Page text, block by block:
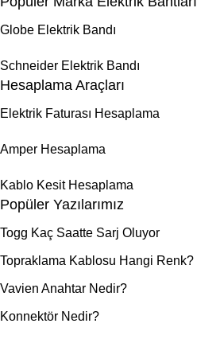
Globe Elektrik Bandı
Schneider Elektrik Bandı
Hesaplama Araçları
Elektrik Faturası Hesaplama
Amper Hesaplama
Kablo Kesit Hesaplama
Popüler Yazılarımız
Togg Kaç Saatte Sarj Oluyor
Topraklama Kablosu Hangi Renk?
Vavien Anahtar Nedir?
Konnektör Nedir?